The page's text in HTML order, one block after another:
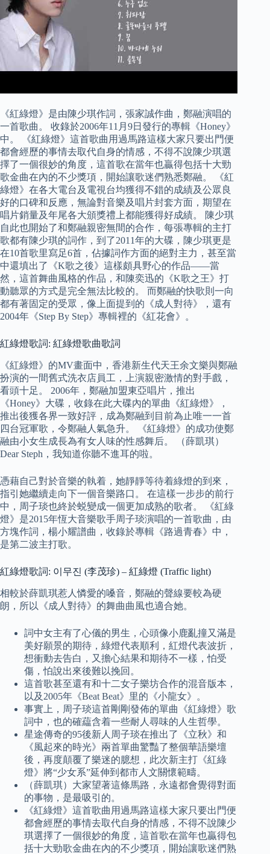
《紅綠燈》是由陳少琪作詞，張家誠作曲，鄭融演唱的
一首歌曲。 收錄於2006年11月9日發行的專輯《Honey》
中。 《紅綠燈》這首歌曲用過馬路這樣大家只要出門便
都會經歷的事情去取代自身的情感，不得不說陳少琪選
擇了一個很妙的角度，這首歌在當年也贏得包括十大勁
歌金曲在內的不少獎項，開始讓歌迷們熟悉鄭融。 《紅
綠燈》在各大電台及電視台均獲得不錯的成績及公眾良
好的口碑和反應，無論對音樂及唱片封套方面，期望在
唱片銷量及年尾各大頒獎禮上都能獲得好成績。 陳少琪
自此也開始了和鄭融親密無間的合作，每張專輯的主打
歌都有陳少琪的詞作，到了2011年的大碟，陳少琪更是
在10首歌里寫足6首，佔據詞作方面的絕對主力，甚至當
中還填出了《K歌之後》這樣頗具野心的作品——當
然，這首舞曲風格的作品，和陳奕迅的《K歌之王》打
動聽眾的方式是完全無法比較的。 而鄭融的快歌則一向
都有著固定的受眾，像上面提到的《成人對待》，還有
2004年《Step By Step》專輯裡的《紅花會》。
紅綠燈歌詞: 紅綠燈歌曲歌詞
《紅綠燈》的MV畫面中，香港新生代天王余文樂與鄭融
扮演的一間舊式洗衣店員工，上演親密激情的對手戲，
看頭十足。 2006年，鄭融加盟東亞唱片，推出
《Honey》大碟，收錄在此大碟內的單曲《紅綠燈》，
推出後獲各界一致好評，成為鄭融到目前為止唯一一首
四台冠軍歌，令鄭融人氣急升。 《紅綠燈》的成功使鄭
融由小女生成長為有女人味的性感舞后。 （薛凱琪）
Dear Steph，我知道你聽不進耳的啦。
憑藉自己對於音樂的執着，她靜靜等待着綠燈的到來，
指引她繼續走向下一個音樂路口。 在這樣一步步的前行
中，周子琰也終於蜕變成一個更加成熟的歌者。 《紅綠
燈》是2015年恆大音樂歌手周子琰演唱的一首歌曲，由
方塊作詞，楊小耀譜曲，收錄於專輯《路過青春》中，
是第二波主打歌。
紅綠燈歌詞: 이무진 (李茂珍) – 紅綠燈 (Traffic light)
相較於薛凱琪惹人憐愛的嗓音，鄭融的聲線要較為硬
朗，所以《成人對待》的舞曲曲風也適合她。
詞中女主有了心儀的男生，心頭像小鹿亂撞又滿是
美好願景的期待，綠燈代表順利，紅燈代表波折，
想衝動去告白，又擔心結果和期待不一樣，怕受
傷，怕說出來後難以挽回。
這首歌甚至還有和十二女子樂坊合作的混音版本，
以及2005年《Beat Beat》里的《小龍女》。
事實上，周子琰這首剛剛發佈的單曲《紅綠燈》歌
詞中，也的確藴含着一些耐人尋味的人生哲學。
星途傳奇的95後新人周子琰在推出了《立秋》和
《風起來的時光》兩首單曲驚豔了整個華語樂壇
後，再度顛覆了樂迷的臆想，此次新主打《紅綠
燈》將“少女系”延伸到都市人文關懷範疇。
（薛凱琪）大家望著這條馬路，永遠都會覺得對面
的事物，是最吸引的。
《紅綠燈》這首歌曲用過馬路這樣大家只要出門便
都會經歷的事情去取代自身的情感，不得不說陳少
琪選擇了一個很妙的角度，這首歌在當年也贏得包
括十大勁歌金曲在內的不少獎項，開始讓歌迷們熟